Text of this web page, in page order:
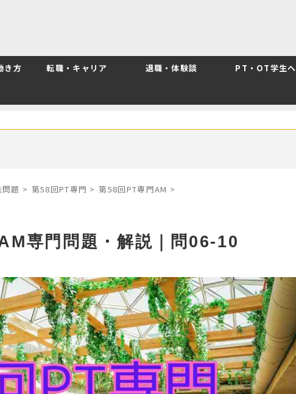
き方 転職・キャリア 退職・体験談 PT・OT学生へ
題 > 第58回PT専門 > 第58回PT専門AM >
専門問題・解説｜問06-10